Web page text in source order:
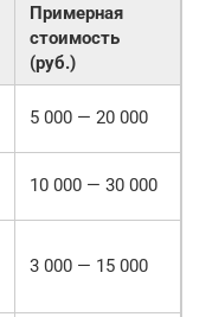
Примерная
стоимость
(руб.)
5 000 — 20 000
10 000 — 30 000
3 000 — 15 000